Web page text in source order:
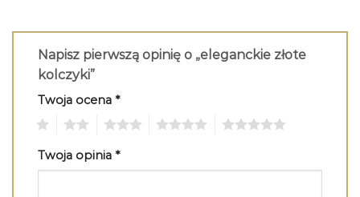
Napisz pierwszą opinię o „eleganckie złote
kolczyki”
Twoja ocena *
Twoja opinia *